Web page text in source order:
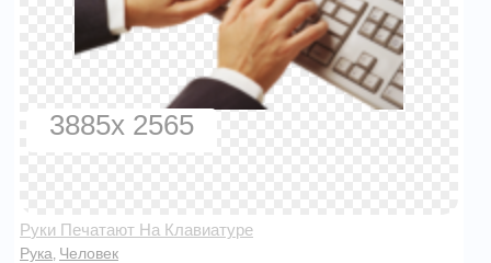
3885x 2565
Руки Печатают На Клавиатуре
Рука Человек